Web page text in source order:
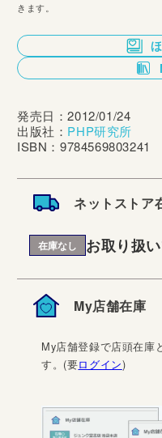
きます。
発売日：2012/01/24
出版社： PHP研究所
ISBN：9784569803241
ネットストア
在庫なし お取り扱
My店舗在庫
My店舗登録で店頭在庫
す。(要ログイン)